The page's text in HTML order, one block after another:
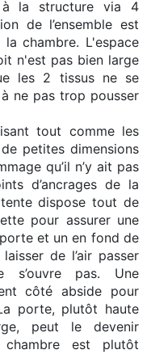
à la structure via 4
de l’ensemble est
chambre. L'espace
n'est pas bien large
les 2 tissus ne se
ne pas trop pousser
tout comme les
petites dimensions
qu’il n’y ait pas
d’ancrages de la
dispose tout de
pour assurer une
et un en fond de
de l’air passer
pas. Une
côté abside pour
porte, plutôt haute
peut le devenir
est plutôt